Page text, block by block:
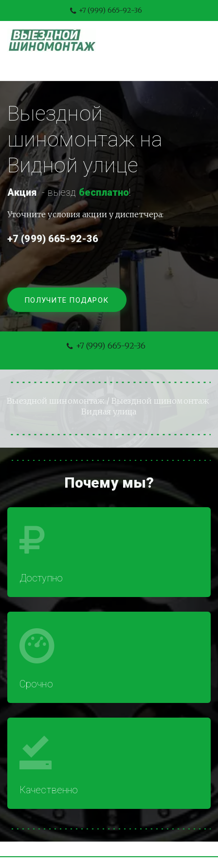
+7 (999) 665-92-36
Выездной
шиномонтаж на
Видной улице
Акция - выезд бесплатно!
Уточните условия акции у диспетчера:
+7 (999) 665-92-36
ПОЛУЧИТЕ ПОДАРОК
+7 (999) 665-92-36
Выездной шиномонтаж / Выездной шиномонтаж
Видная улица
Почему мы?
Доступно
Срочно
Качественно